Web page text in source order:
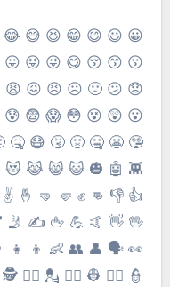
🙂 🙃 😉 😌 😍 😘
😎 🤡 🤠 😏 😒 😞 😔
😶 😐 😑 😯 😦 😧
😭 😓 😪 😴 🙄 🤔
👹 👺 💩 👻 💀 ☠️ 👽
😿 😾 👐 🙌 👏 🙏 🤝
👉 👆 👇 ☝️ ✋ 🤚 🖐
💋 👄 👅 👂 👃 👣 👁
👴 👵 👲 👳‍♀️ 👳 👮‍♀️
👩‍🌾 👨‍🌾 👩‍🍳 👨‍🍳